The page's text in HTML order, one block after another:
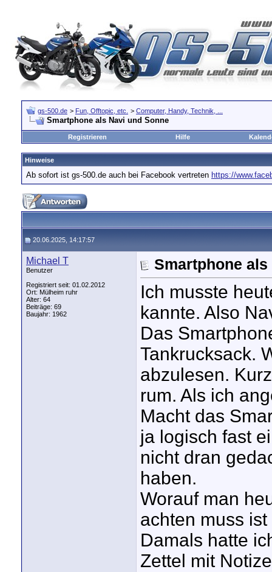
gs-500.de > Fun, Offtopic, etc. > Computer, Handy, Technik, ...
Smartphone als Navi und Sonne
Registrieren Hilfe
Hinweise
Ab sofort ist gs-500.de auch bei Facebook vertreten https://
20.06.2025, 14:17:57
Michael T
Benutzer
Registriert seit: 01.02.2012
Ort: Mülheim ruhr
Alter: 64
Beiträge: 69
Baujahr: 1962
Smartphone
Ich musste
kannte. Also
Das
Tankrucksack.
abzulesen.
rum. Als ich
Macht das
ja logisch fast
nicht dran
haben.
Worauf man
achten muss
Damals hatte
Zettel mit